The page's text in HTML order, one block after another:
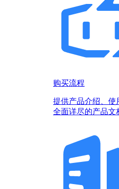
购买流程
提供产品介绍、使
全面详尽的产品文